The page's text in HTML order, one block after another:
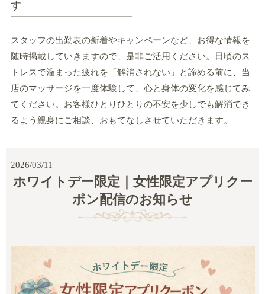
す
スタッフの出勤表の新着やキャンペーンなど、お得な情報を
随時掲載していきますので、是非ご活用ください。日頃のス
トレスで溜まった疲れを「解消されない」と諦める前に、当
店のマッサージを一度体験して、心と身体の変化を感じてみ
てください。お客様ひとりひとりの不安を少しでも解消でき
るよう親身にご相談、おもてなしさせていただきます。
2026/03/11
ホワイトデー限定｜女性限定アプリクー
ポン配信のお知らせ